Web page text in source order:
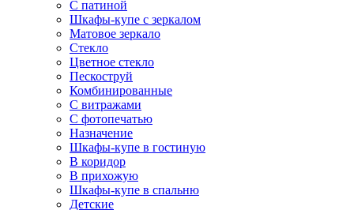
С патиной
Шкафы-купе с зеркалом
Матовое зеркало
Стекло
Цветное стекло
Пескоструй
Комбинированные
С витражами
С фотопечатью
Назначение
Шкафы-купе в гостиную
В коридор
В прихожую
Шкафы-купе в спальню
Детские